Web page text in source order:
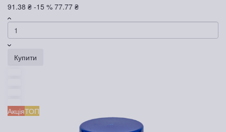
91.38 ₴ -15 % 77.77 ₴
Купити
АкціяТОП